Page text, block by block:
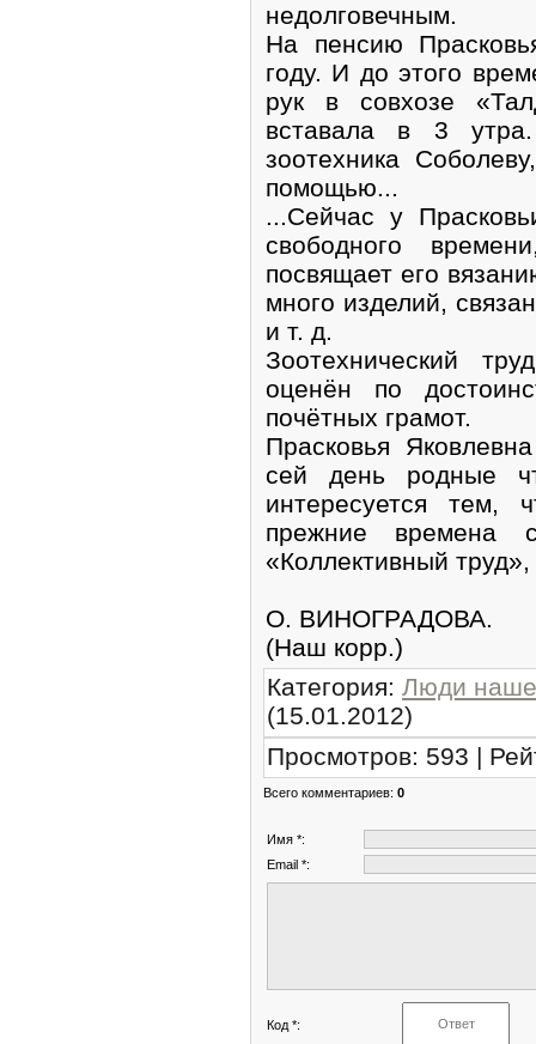
недолговечным.
На пенсию
году. И до этого
рук в совхозе
вставала в 3
зоотехника
помощью...
...Сейчас у
свободного
посвящает его
много изделий,
и т. д.
Зоотехнический
оценён по
почётных грамот.
Прасковья
сей день родные
интересуется тем,
прежние времена
«Коллективный
О. ВИНОГРАДОВА.
(Наш корр.)
Категория: Люди
(15.01.2012)
Просмотров: 593 |
Всего комментариев: 0
Имя *:
Email *:
Код *: